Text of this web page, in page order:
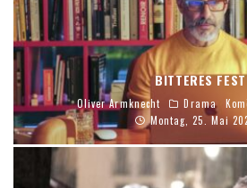
BITTERES FEST
Oliver Armknecht Drama
Montag, 25. Mai